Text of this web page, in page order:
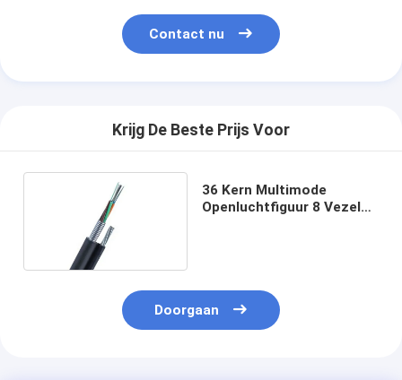
Contact nu
Krijg De Beste Prijs Voor
36 Kern Multimode
Openluchtfiguur 8 Vezel
Doorgaan